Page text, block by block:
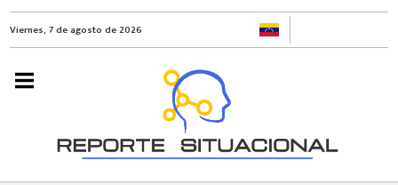
Viernes, 7 de agosto de 2026